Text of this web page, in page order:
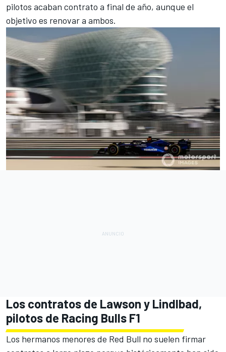
pilotos acaban contrato a final de año, aunque el
objetivo es renovar a ambos.
Los contratos de Lawson y Lindlbad,
pilotos de Racing Bulls F1
Los hermanos menores de Red Bull no suelen firmar